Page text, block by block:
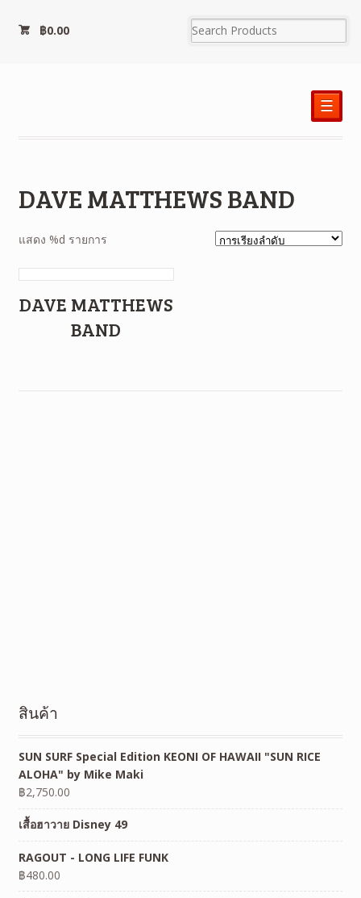
฿0.00
☰
DAVE MATTHEWS BAND
แสดง %d รายการ
DAVE MATTHEWS
BAND
สินค้า
SUN SURF Special Edition KEONI OF HAWAII "SUN RICE
ALOHA" by Mike Maki
฿2,750.00
เสื้อฮาวาย Disney 49
RAGOUT - LONG LIFE FUNK
฿480.00